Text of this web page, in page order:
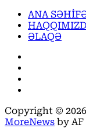
ANA
ƏLAQƏ
Copyright ©
MoreNews by AF